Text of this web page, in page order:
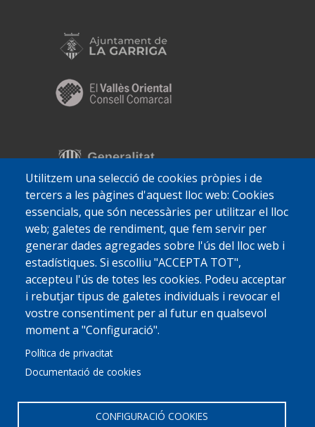
Utilitzem una selecció de cookies pròpies i de
tercers a les pàgines d'aquest lloc web: Cookies
essencials, que són necessàries per utilitzar el lloc
web; galetes de rendiment, que fem servir per
generar dades agregades sobre l'ús del lloc web i
estadístiques. Si escolliu "ACCEPTA TOT",
accepteu l'ús de totes les cookies. Podeu acceptar
i rebutjar tipus de galetes individuals i revocar el
vostre consentiment per al futur en qualsevol
moment a "Configuració".
Política de privacitat
Documentació de cookies
CONFIGURACIÓ COOKIES